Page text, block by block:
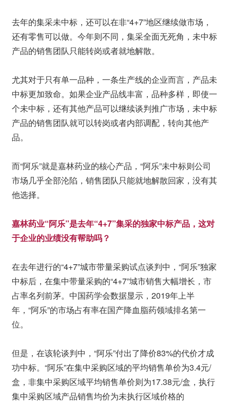
去年的集采未中标，还可以在非“4+7”地区继续做市场，
还有零售可以做。今年则不同，集采全面无死角，未中标
产品的销售团队只能转岗或者就地解散。
尤其对于只有单一品种，一条生产线的企业而言，产品未
中标更加致命。如果企业产品线丰富，品种多样，即使一
个未中标，还有其他产品可以继续谈判推广市场，未中标
产品的销售团队就可以转岗或者内部调配，转向其他产
品。
而“阿乐”就是嘉林药业的核心产品，“阿乐”未中标则公司
市场几乎全部沦陷，销售团队只能就地解散回家，没有其
他选择。
嘉林药业“阿乐”是去年“4+7”集采的独家中标产品，这对
于企业的业绩没有帮助吗？
在去年进行的“4+7”城市带量采购试点谈判中，“阿乐”独家
中标后，在集中带量采购的“4+7”城市销售大幅增长，市
占率名列前茅。中国药学会数据显示，2019年上半
年，“阿乐”的市场占有率在国产降血脂药领域排名第一
位。
但是，在该轮谈判中，“阿乐”付出了降价83%的代价才成
功中标。“阿乐”在集中采购区域的平均销售单价为3.4元/
盒，非集中采购区域平均销售单价则为17.38元/盒，执行
集中采购区域产品销售均价为未执行区域价格的